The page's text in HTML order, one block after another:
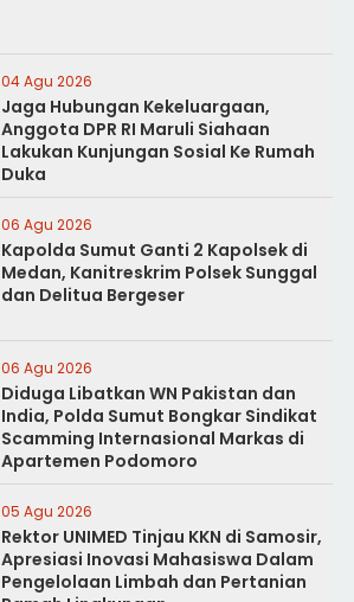
04 Agu 2026
Jaga Hubungan Kekeluargaan,
Anggota DPR RI Maruli Siahaan
Lakukan Kunjungan Sosial Ke Rumah
Duka
06 Agu 2026
Kapolda Sumut Ganti 2 Kapolsek di
Medan, Kanitreskrim Polsek Sunggal
dan Delitua Bergeser
06 Agu 2026
Diduga Libatkan WN Pakistan dan
India, Polda Sumut Bongkar Sindikat
Scamming Internasional Markas di
Apartemen Podomoro
05 Agu 2026
Rektor UNIMED Tinjau KKN di Samosir,
Apresiasi Inovasi Mahasiswa Dalam
Pengelolaan Limbah dan Pertanian